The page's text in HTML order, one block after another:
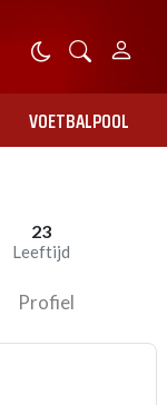
VOETBALPOOL
23
Leeftijd
Profiel